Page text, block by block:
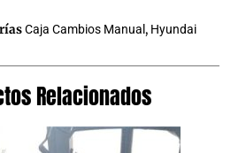
Caja Cambios Manual , Hyundai
Relacionados